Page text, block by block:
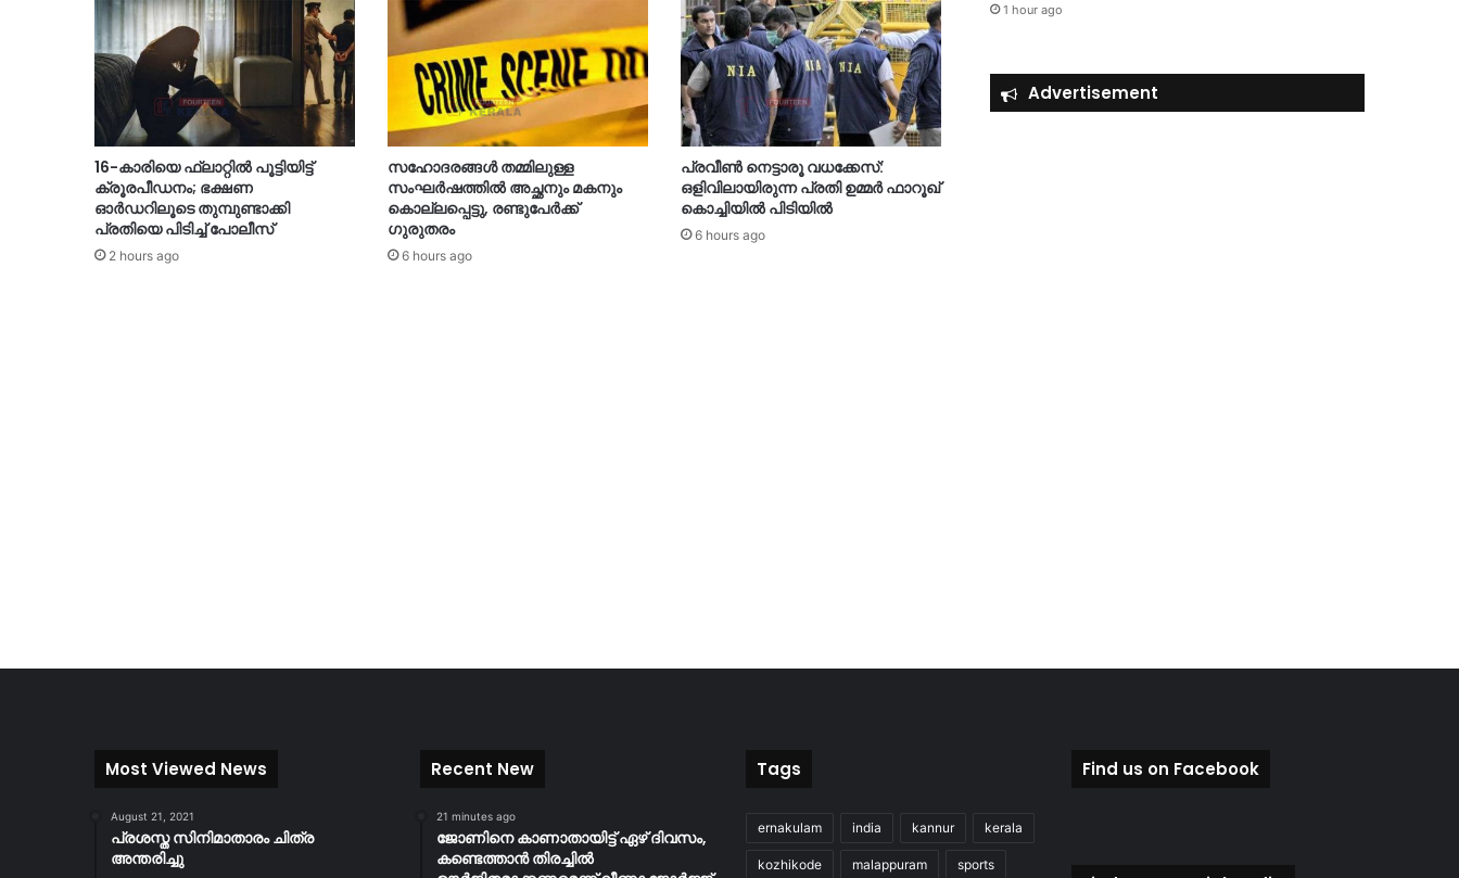
16-കാരിയെ ഫ്ലാറ്റിൽ പൂട്ടിയിട്ട്
ക്രൂരപീഡനം; ഭക്ഷണ
ഓർഡറിലൂടെ തുമ്പുണ്ടാക്കി
പ്രതിയെ പിടിച്ച് പോലീസ്
2 hours ago
സഹോദരങ്ങൾ തമ്മിലുള്ള
സംഘർഷത്തിൽ അച്ഛനും മകനും
കൊല്ലപ്പെട്ടു, രണ്ടുപേർക്ക്
ഗുരുതരം
6 hours ago
പ്രവീൺ നെട്ടാരൂ വധക്കേസ്:
ഒളിവിലായിരുന്ന പ്രതി ഉമ്മർ ഫാറൂഖ്
കൊച്ചിയിൽ പിടിയിൽ
6 hours ago
1 hour ago
Advertisement
Most Viewed News
August 21, 2021
പ്രശസ്ത സിനിമാതാരം ചിത്ര
അന്തരിച്ചു
Recent New
21 minutes ago
ജോണിനെ കാണാതായിട്ട് ഏഴ് ദിവസം‌,
കണ്ടെത്താൻ തിരച്ചിൽ
Tags
ernakulam india kannur kerala
kozhikode malappuram sports
Find us on Facebook